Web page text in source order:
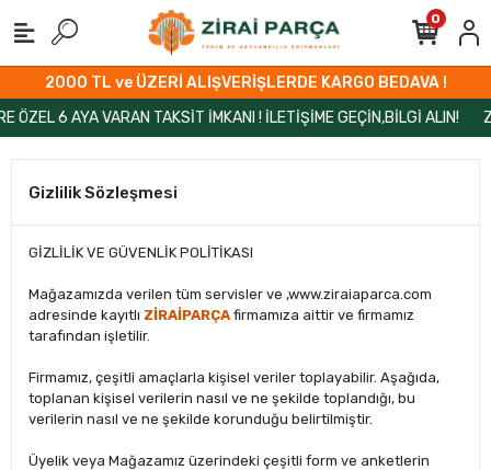
2000 TL ve ÜZERİ ALIŞVERİŞLERDE KARGO BEDAVA !
6 AYA VARAN TAKSİT İMKANI ! İLETİŞİME GEÇİN,BİLGİ ALIN!
0
Gizlilik Sözleşmesi
GİZLİLİK VE GÜVENLİK POLİTİKASI
Mağazamızda verilen tüm servisler ve ,www.ziraiaparca.com
adresinde kayıtlı ZİRAİPARÇA firmamıza aittir ve firmamız
tarafından işletilir.
Firmamız, çeşitli amaçlarla kişisel veriler toplayabilir. Aşağıda,
toplanan kişisel verilerin nasıl ve ne şekilde toplandığı, bu
verilerin nasıl ve ne şekilde korunduğu belirtilmiştir.
Üyelik veya Mağazamız üzerindeki çeşitli form ve anketlerin